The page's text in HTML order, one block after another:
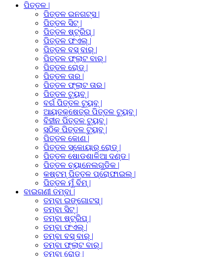
ପିତ୍ତଳ |
ପିତ୍ତଳ ଇନଗଟ୍ସ |
ପିତ୍ତଳ ସିଟ୍ |
ପିତ୍ତଳ ଷ୍ଟ୍ରିପ୍ |
ପିତ୍ତଳ ଫଏଲ୍ |
ପିତ୍ତଳ ବସ୍ ବାର୍ |
ପିତ୍ତଳ ଫ୍ଲାଟ ବାର୍ |
ପିତ୍ତଳ ରୋଡ୍ |
ପିତ୍ତଳ ତାର |
ପିତ୍ତଳ ଫ୍ଲାଟ ତାର |
ପିତ୍ତଳ ଟ୍ୟୁବ୍ |
ବର୍ଗ ପିତ୍ତଳ ଟ୍ୟୁବ୍ |
ଆୟତକ୍ଷେତ୍ର ପିତ୍ତଳ ଟ୍ୟୁବ୍ |
ବିହୀନ ପିତ୍ତଳ ଟ୍ୟୁବ୍ |
ସଠିକ୍ ପିତ୍ତଳ ଟ୍ୟୁବ୍ |
ପିତ୍ତଳ କୋଣ |
ପିତ୍ତଳ ସ୍କୋୟାର୍ ରୋଡ୍ |
ପିତ୍ତଳ ଷୋଡଶାଳିଆ ଦଣ୍ଡ |
ପିତ୍ତଳ ଚ୍ୟାନେଲଗୁଡିକ |
କଷ୍ଟମ୍ ପିତ୍ତଳ ପ୍ରୋଫାଇଲ୍ |
ପିତ୍ତଳ ମୁଁ ବିମ୍ |
ବାଇଗଣୀ ତମ୍ବା |
ତମ୍ବା ଇଙ୍ଗୋଟସ୍ |
ତମ୍ବା ସିଟ୍ |
ତମ୍ବା ଷ୍ଟ୍ରିପ୍ |
ତମ୍ବା ଫଏଲ୍ |
ତମ୍ବା ବସ୍ ବାର୍ |
ତମ୍ବା ଫ୍ଲାଟ ବାର୍ |
ତମ୍ବା ରୋଡ୍ |